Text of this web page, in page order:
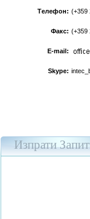
Tелефон: (+359
Факс: (+359
E-mail:
Skype:
Изпрати